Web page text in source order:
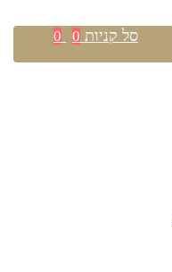
סל קניות 0
0